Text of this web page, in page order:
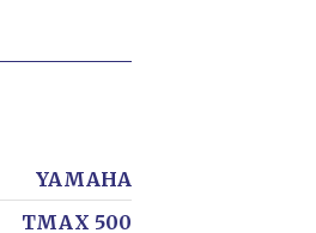
YAMAHA
TMAX 500